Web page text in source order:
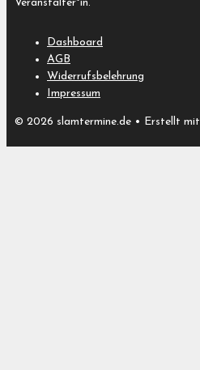
Veranstalter*in.
Dashboard
AGB
Widerrufsbelehrung
Impressum
© 2026 slamtermine.de • Erstellt mit